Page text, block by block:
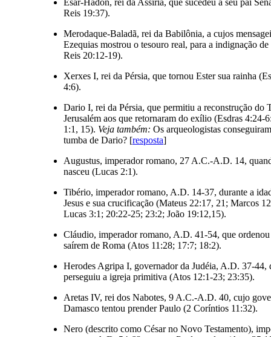
Reis 19:37).
Merodaque-Baladã, rei da Babilônia, a cujos
Ezequias mostrou o tesouro real, para a indignação de
Reis 20:12-19).
Xerxes I, rei da Pérsia, que tornou Ester sua rainha
4:6).
Dario I, rei da Pérsia, que permitiu a reconstrução do
Jerusalém aos que retornaram do exílio (Esdras 4:24-
1:1, 15). Veja também: Os arqueologistas
tumba de Dario? [resposta]
Augustus, imperador romano, 27 A.C.-A.D. 14,
nasceu (Lucas 2:1).
Tibério, imperador romano, A.D. 14-37, durante a
Jesus e sua crucificação (Mateus 22:17, 21; Marcos
Lucas 3:1; 20:22-25; 23:2; João 19:12,15).
Cláudio, imperador romano, A.D. 41-54, que ordenou
saírem de Roma (Atos 11:28; 17:7; 18:2).
Herodes Agripa I, governador da Judéia, A.D. 37-44,
perseguiu a igreja primitiva (Atos 12:1-23; 23:35).
Aretas IV, rei dos Nabotes, 9 A.C.-A.D. 40, cujo
Damasco tentou prender Paulo (2 Coríntios 11:32).
Nero (descrito como César no Novo Testamento),